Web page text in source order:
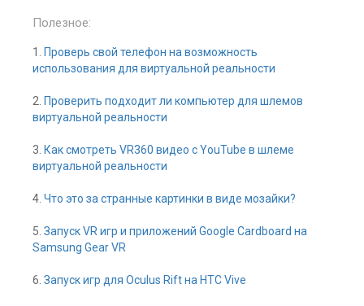
Полезное:
1.
Проверь свой телефон на возможность
использования для виртуальной реальности
2. Проверить подходит ли компьютер для шлемов
виртуальной реальности
3. Как смотреть VR360 видео с YouTube в шлеме
виртуальной реальности
4. Что это за странные картинки в виде мозайки?
5. Запуск VR игр и приложений Google Cardboard на
Samsung Gear VR
6. Запуск игр для Oculus Rift на HTC Vive